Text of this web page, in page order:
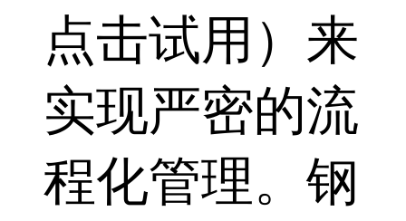
点击试用）来
实现严密的流
程化管理。钢